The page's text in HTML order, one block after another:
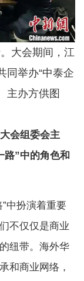
大会期间，江
同举办“中泰企
主办方供图
会组委会主
路”中的角色和
中扮演着重要
不仅仅是商业
纽带。海外华
和商业网络，